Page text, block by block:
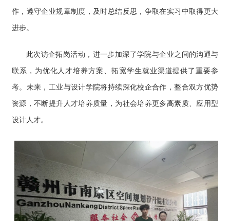
作，遵守企业规章制度，及时总结反思，争取在实习中取得更大
进步。
此次访企拓岗活动，进一步加深了学院与企业之间的沟通与
联系，为优化人才培养方案、拓宽学生就业渠道提供了重要参
考。未来，工业与设计学院将持续深化校企合作，整合双方优势
资源，不断提升人才培养质量，为社会培养更多高素质、应用型
设计人才。